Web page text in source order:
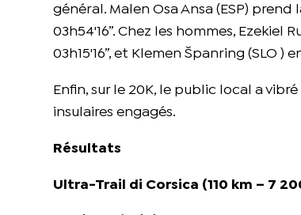
général. Malen Osa Ansa (ESP)
03h54'16”. Chez les hommes, Ezekiel
03h15'16”, et Klemen Španring (SLO )
Enfin, sur le 20K, le public local a
insulaires engagés.
Résultats
Ultra-Trail di Corsica (110 km – 7